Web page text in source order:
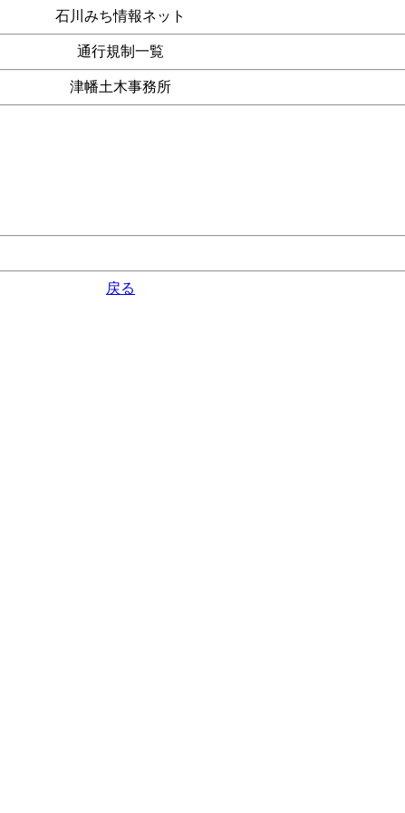
石川みち情報ネット
通行規制一覧
津幡土木事務所
戻る